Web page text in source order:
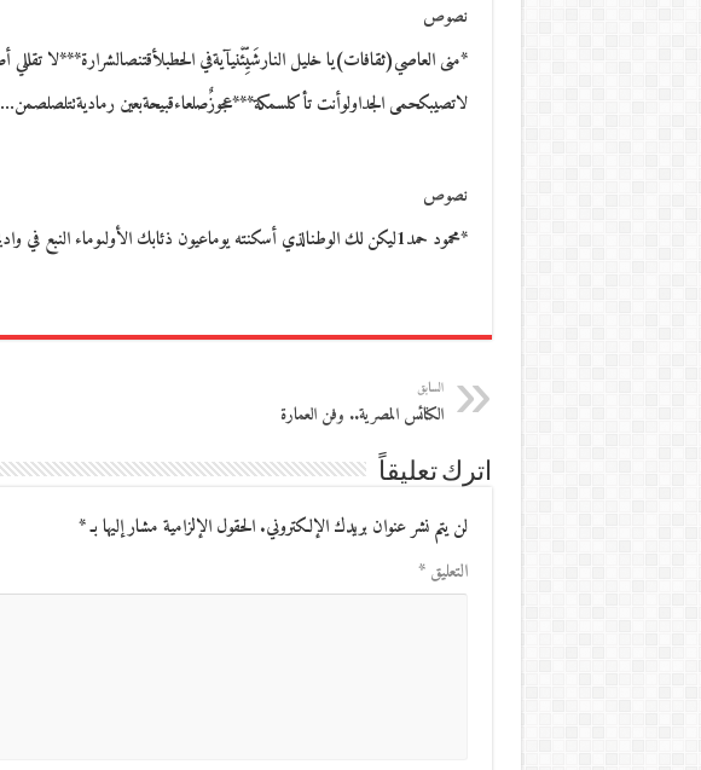
نصوص
*منى العاصي(ثقافات)يا خليل النارشَيِّئْنيآيةفي الحطبلأقتنصالشرارة***لا تقللي
لاتصيبكحمى الجداولوأنت تأكلسمكة***عجوزٌصلعاءقبيحةبعين رماديةتتلصلصمن…
نصوص
*محمود حمد1ليكن لك الوطنالذي أسكنته يوماعيون ذئابك الأولىوماء النبع في واديحاصره الغياب كاسمكالزمنيلا معنى سوى…
السابق
الكنائس المصرية‮.. و‬فن العمارة
اترك تعليقاً
لن يتم نشر عنوان بريدك الإلكتروني. الحقول الإلزامية مشار إليها بـ*
التعليق*